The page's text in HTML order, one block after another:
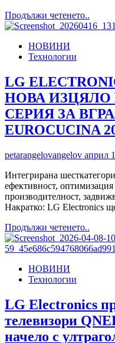
Продължи четенето..
more
Forest:
от
града,
което
се
в
НОВИНИ
Технологии
LG
НОВА
СЕРИЯ ЗА
EUROCUCINA
petarangelovangelov април
Интегрирана
ефективност,
производителност,
Накратко: LG Electronics
Продължи четенето..
more
about
ЗА
НОВИНИ
Технологии
LG Electronics
телевизори
начело с